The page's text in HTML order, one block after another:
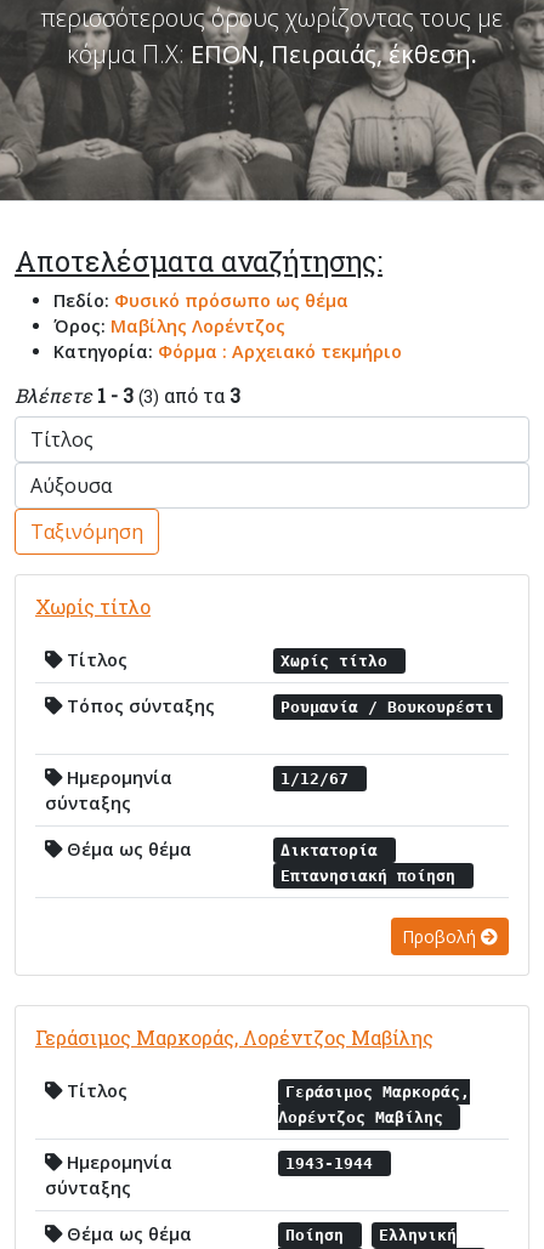
περισσότερους όρους χωρίζοντας τους με
κόμμα Π.Χ: ΕΠΟΝ, Πειραιάς, έκθεση.
Αποτελέσματα αναζήτησης:
Πεδίο: Φυσικό πρόσωπο ως θέμα
Όρος: Μαβίλης Λορέντζος
Κατηγορία: Φόρμα : Αρχειακό τεκμήριο
Βλέπετε 1 - 3 (3) από τα 3
Ταξινόμηση
Χωρίς τίτλο
Τίτλος Χωρίς τίτλο
Τόπος σύνταξης Ρουμανία / Βουκουρέστι
Ημερομηνία
σύνταξης
1/12/67
Θέμα ως θέμα
Δικτατορία
Επτανησιακή ποίηση
Προβολή
Γεράσιμος Μαρκοράς, Λορέντζος Μαβίλης
Τίτλος
Γεράσιμος Μαρκοράς,
Λορέντζος Μαβίλης
Ημερομηνία
σύνταξης
1943-1944
Θέμα ως θέμα Ποίηση
Ελληνική